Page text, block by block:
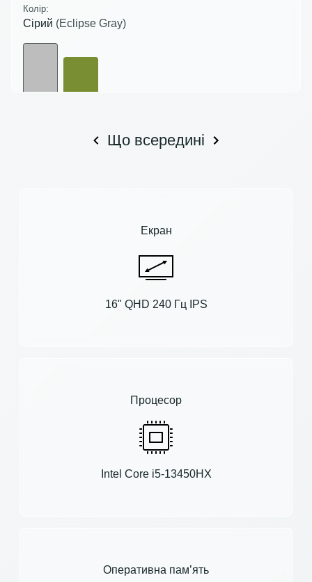
Колір:
Сірий (Eclipse Gray)
Що всередині
Екран
16" QHD 240 Гц IPS
Процесор
Intel Core i5-13450HX
Оперативна пам’ять